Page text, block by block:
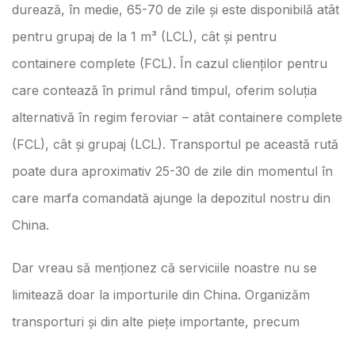
durează, în medie, 65-70 de zile și este disponibilă atât
pentru grupaj de la 1 m³ (LCL), cât și pentru
containere complete (FCL). În cazul clienților pentru
care contează în primul rând timpul, oferim soluția
alternativă în regim feroviar – atât containere complete
(FCL), cât și grupaj (LCL). Transportul pe această rută
poate dura aproximativ 25-30 de zile din momentul în
care marfa comandată ajunge la depozitul nostru din
China.
Dar vreau să menționez că serviciile noastre nu se
limitează doar la importurile din China. Organizăm
transporturi și din alte piețe importante, precum